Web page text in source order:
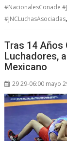
#NacionalesConade
#JNCLuchasAsociadas
Tras 14 Años
Luchadores,
Mexicano
29 29-06:00 mayo